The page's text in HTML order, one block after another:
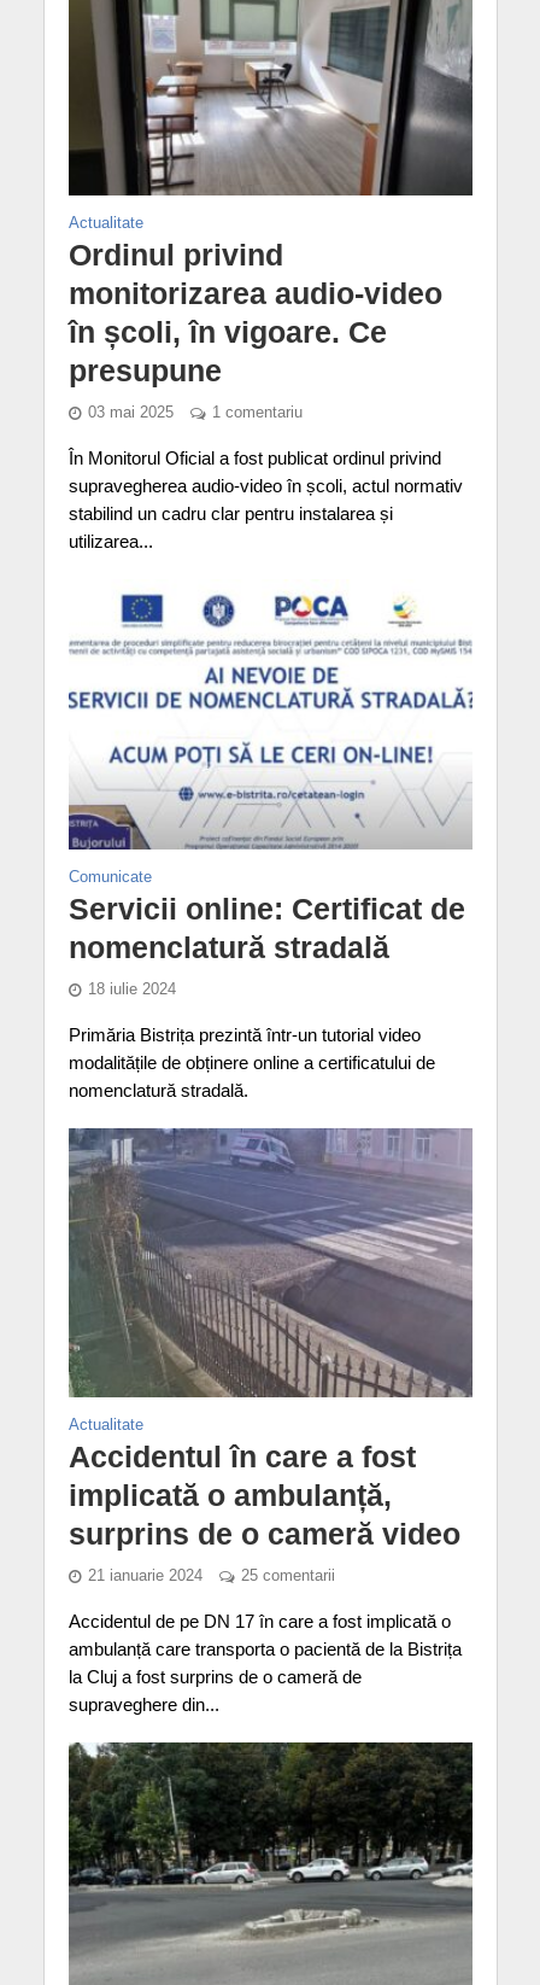
Actualitate
Ordinul privind
monitorizarea audio-video
în școli, în vigoare. Ce
presupune
03 mai 2025 1 comentariu
În Monitorul Oficial a fost publicat ordinul privind
supravegherea audio-video în școli, actul normativ
stabilind un cadru clar pentru instalarea și
utilizarea...
Comunicate
Servicii online: Certificat de
nomenclatură stradală
18 iulie 2024
Primăria Bistrița prezintă într-un tutorial video
modalitățile de obținere online a certificatului de
nomenclatură stradală.
Actualitate
Accidentul în care a fost
implicată o ambulanță,
surprins de o cameră video
21 ianuarie 2024 25 comentarii
Accidentul de pe DN 17 în care a fost implicată o
ambulanță care transporta o pacientă de la Bistrița
la Cluj a fost surprins de o cameră de
supraveghere din...